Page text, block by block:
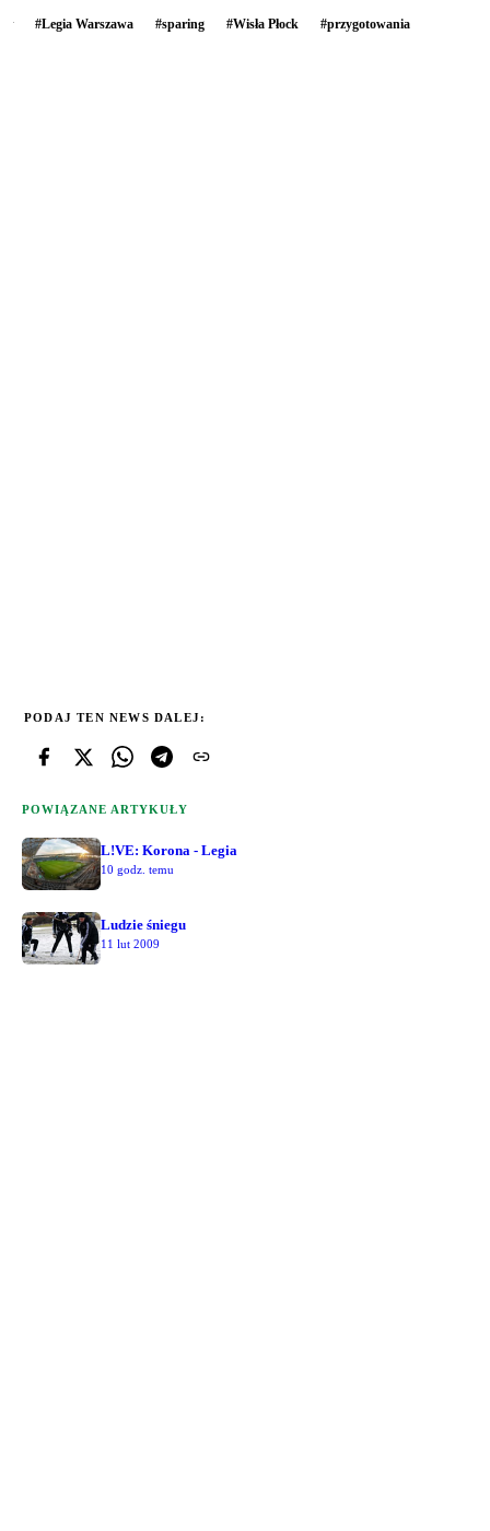
#Legia Warszawa #sparing #Wisła Płock #przygotowania
PODAJ TEN NEWS DALEJ:
POWIĄZANE ARTYKUŁY
L!VE: Korona - Legia
10 godz. temu
Ludzie śniegu
11 lut 2009